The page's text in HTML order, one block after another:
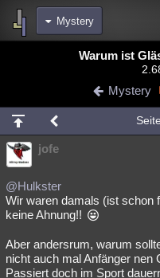
Mystery
Chat Wiki
meine Rubriken
Menschen
Spiritualität
Natur Umfragen
weitere Rubriken
Philosophie Träume
Warum ist
Mystery
Seite
jofe
@Hulkster
Wir waren damals (ist schon
keine Ahnung!!
Aber andersrum, warum
nicht auch mal Anfänger nen
Passiert doch im Sport